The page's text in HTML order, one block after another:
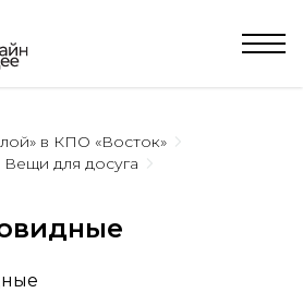
в КПО «Восток»
Вещи для досуга